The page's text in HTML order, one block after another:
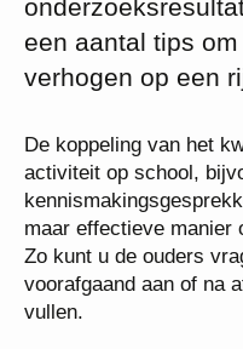
een aantal tips
verhogen op een
De koppeling van het
activiteit op school,
maar effectieve manier
Zo kunt u de ouders
voorafgaand aan of na
vullen.